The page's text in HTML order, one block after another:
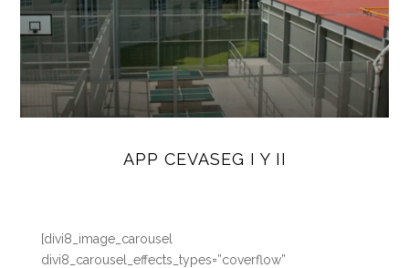
APP CEVASEG I Y II
[divi8_image_carousel
divi8_carousel_effects_types=”coverflow”